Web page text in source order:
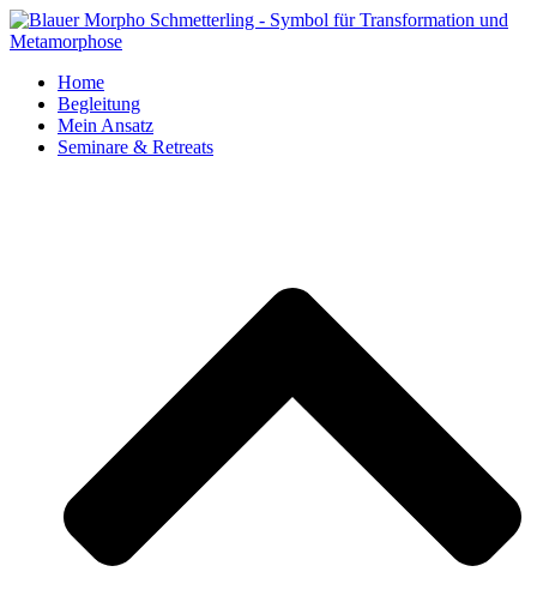
Home
Begleitung
Mein Ansatz
Seminare & Retreats